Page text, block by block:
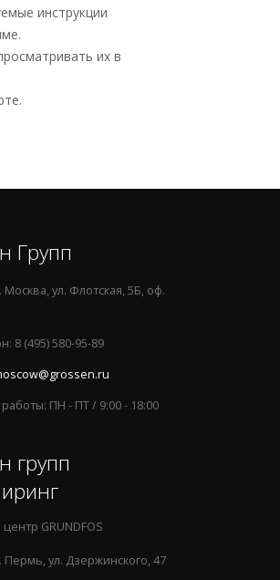
инструкции
их в
Групп
Москва, ул. Флотская, 5Б, оф.
8 (495) 580-95-89
ПН - ПТ / 9:00 - 18:00
групп
GRUNDFOS
Пермь, ул. Дзержинского, 47